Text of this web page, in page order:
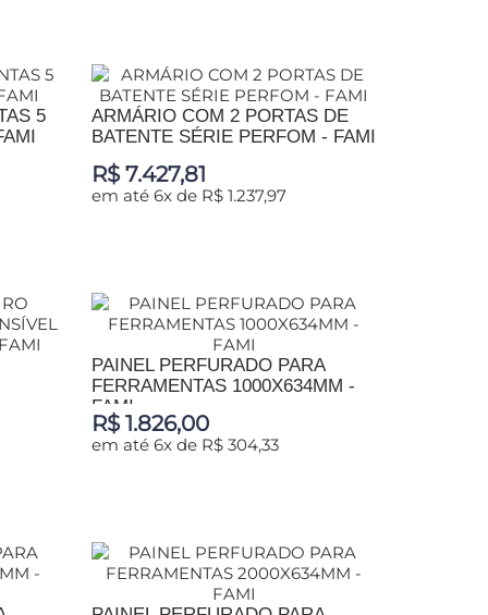
5
ARMÁRIO COM 2 PORTAS DE
BATENTE SÉRIE PERFOM - FAMI
R$ 7.427,81
em até 6x de R$ 1.237,97
PAINEL PERFURADO PARA
FERRAMENTAS 1000X634MM -
FAMI
R$ 1.826,00
em até 6x de R$ 304,33